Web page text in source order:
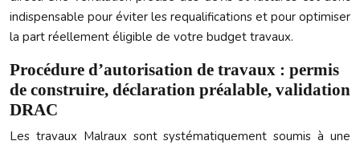
indispensable pour éviter les requalifications et pour optimiser
la part réellement éligible de votre budget travaux.
Procédure d’autorisation de travaux : permis
de construire, déclaration préalable, validation
DRAC
Les travaux Malraux sont systématiquement soumis à une